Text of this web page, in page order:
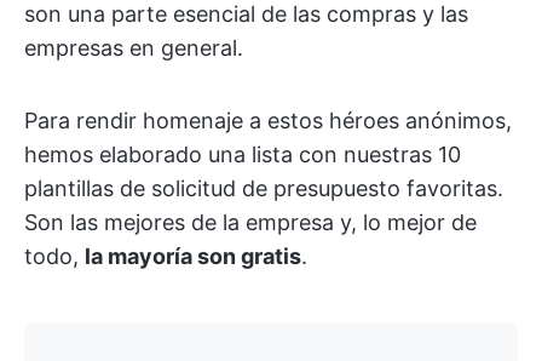
son una parte esencial de las compras y las
empresas en general.
Para rendir homenaje a estos héroes anónimos,
hemos elaborado una lista con nuestras 10
plantillas de solicitud de presupuesto favoritas.
Son las mejores de la empresa y, lo mejor de
todo, la mayoría son gratis.